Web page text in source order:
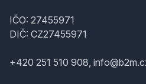
IČO: 27455971
DIČ: CZ27455971
+420 251 510 908,